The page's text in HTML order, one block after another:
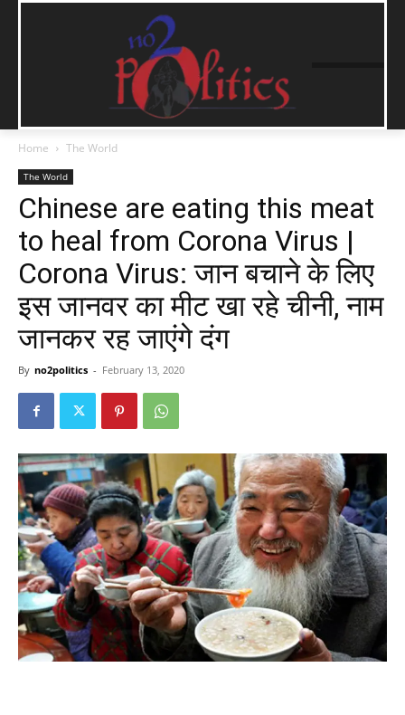
Home The World
The World
Chinese are eating this meat
to heal from Corona Virus |
Corona Virus: जान बचाने के लिए
इस जानवर का मीट खा रहे चीनी, नाम
जानकर रह जाएंगे दंग
By no2politics - February 13, 2020